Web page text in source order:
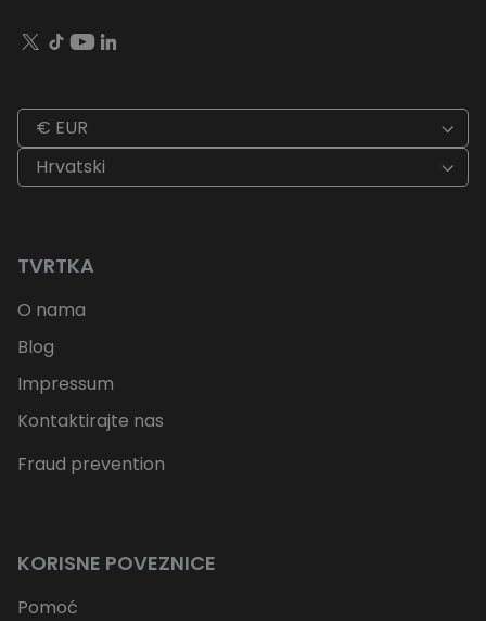
€ EUR
Hrvatski
TVRTKA
O nama
Blog
Impressum
Kontaktirajte nas
Fraud prevention
KORISNE POVEZNICE
Pomoć